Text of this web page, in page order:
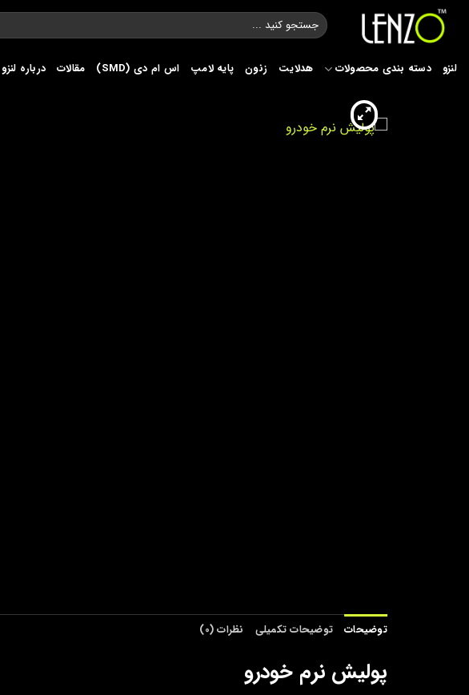
Skip
content
جستجو
برای:
لنزو دسته بندی محصولات هدلایت زنون پایه لامپ اس ام دی (SMD) مقالات درباره لنزو
توضیحات توضیحات تکمیلی نظرات (0)
پولیش نرم خودرو